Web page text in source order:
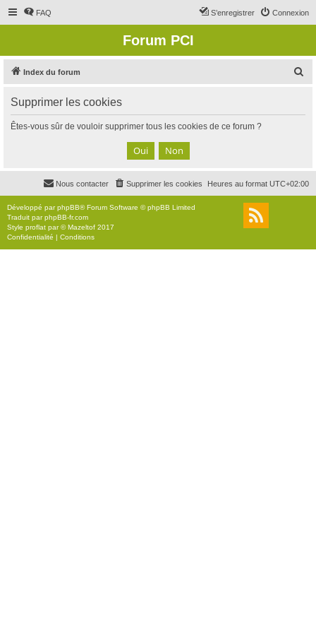
FAQ Connexion
S’enregistrer
Forum PCI
Index du forum
c
Supprimer les cookies
Êtes-vous sûr de vouloir supprimer tous les cookies de ce forum ?
Heures au format UTC+02:00
Supprimer les cookies
Nous contacter
Développé parphpBB® Forum Software © phpBB Limited
Traduit parphpBB-fr.com
Style proflat par ©Mazeltof 2017
Confidentialité | Conditions